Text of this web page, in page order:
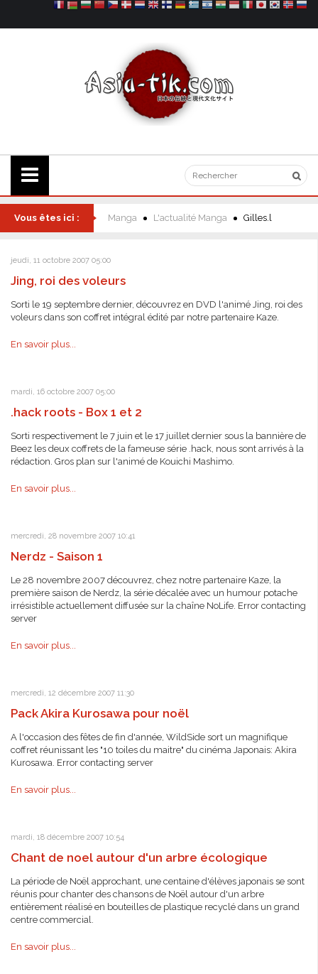
Vous êtes ici : Manga L'actualité Manga Gilles.l
jeudi, 11 octobre 2007 05:00
Jing, roi des voleurs
Sorti le 19 septembre dernier, découvrez en DVD l'animé Jing, roi des
voleurs dans son coffret intégral édité par notre partenaire Kaze.
En savoir plus...
mardi, 16 octobre 2007 05:00
.hack roots - Box 1 et 2
Sorti respectivement le 7 juin et le 17 juillet dernier sous la bannière de
Beez les deux coffrets de la fameuse série .hack, nous sont arrivés à la
rédaction. Gros plan sur l'animé de Kouichi Mashimo.
En savoir plus...
mercredi, 28 novembre 2007 10:41
Nerdz - Saison 1
Le 28 novembre 2007 découvrez, chez notre partenaire Kaze, la
première saison de Nerdz, la série décalée avec un humour potache
irrésistible actuellement diffusée sur la chaîne NoLife. Error contacting
server
En savoir plus...
mercredi, 12 décembre 2007 11:30
Pack Akira Kurosawa pour noël
A l'occasion des fêtes de fin d'année, WildSide sort un magnifique
coffret réunissant les "10 toiles du maitre" du cinéma Japonais: Akira
Kurosawa. Error contacting server
En savoir plus...
mardi, 18 décembre 2007 10:54
Chant de noel autour d'un arbre écologique
La période de Noël approchant, une centaine d'élèves japonais se sont
réunis pour chanter des chansons de Noël autour d'un arbre
entièrement réalisé en bouteilles de plastique recyclé dans un grand
centre commercial.
En savoir plus...